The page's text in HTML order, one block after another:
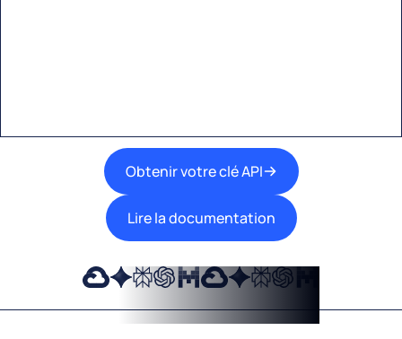
Obtenir votre clé API
Lire la documentation